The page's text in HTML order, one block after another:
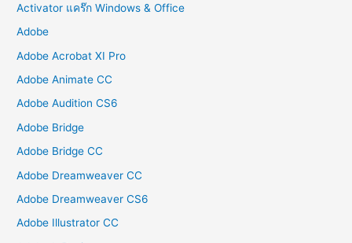
Activator แคร๊ก Windows & Office
Adobe
Adobe Acrobat XI Pro
Adobe Animate CC
Adobe Audition CS6
Adobe Bridge
Adobe Bridge CC
Adobe Dreamweaver CC
Adobe Dreamweaver CS6
Adobe Illustrator CC